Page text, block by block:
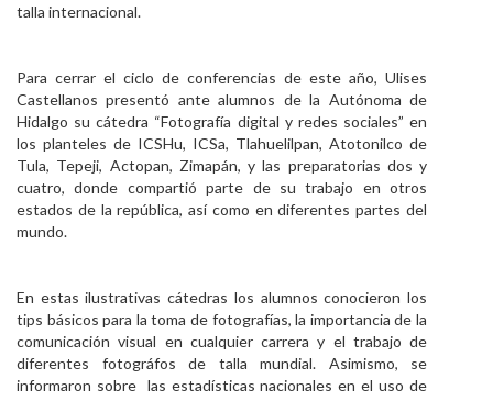
talla internacional.
Para cerrar el ciclo de conferencias de este año, Ulises
Castellanos presentó ante alumnos de la Autónoma de
Hidalgo su cátedra “Fotografía digital y redes sociales” en
los planteles de ICSHu, ICSa, Tlahuelilpan, Atotonilco de
Tula, Tepeji, Actopan, Zimapán, y las preparatorias dos y
cuatro, donde compartió parte de su trabajo en otros
estados de la república, así como en diferentes partes del
mundo.
En estas ilustrativas cátedras los alumnos conocieron los
tips básicos para la toma de fotografías, la importancia de la
comunicación visual en cualquier carrera y el trabajo de
diferentes fotográfos de talla mundial. Asimismo, se
informaron sobre las estadísticas nacionales en el uso de